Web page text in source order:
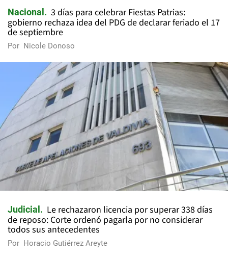
Nacional
3 días para celebrar Fiestas Patrias:
gobierno rechaza idea del PDG de declarar feriado el 17
de septiembre
Por Nicole Donoso
Judicial
Le rechazaron licencia por superar 338 días
de reposo: Corte ordenó pagarla por no considerar
todos sus antecedentes
Por Horacio Gutiérrez Areyte